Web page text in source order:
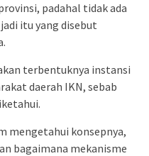
padahal tidak ada
itu yang disebut
terbentuknya instansi
daerah IKN, sebab
mengetahui konsepnya,
bagaimana mekanisme